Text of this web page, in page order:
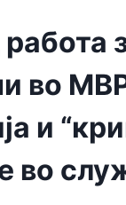
во
и
во